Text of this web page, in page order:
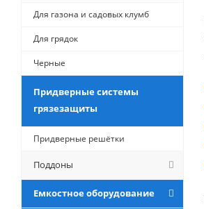
Для газона и садовых клумб
Для грядок
Черные
Придверные системы
грязезащиты
Придверные решётки
Поддоны
Емкостное оборудование